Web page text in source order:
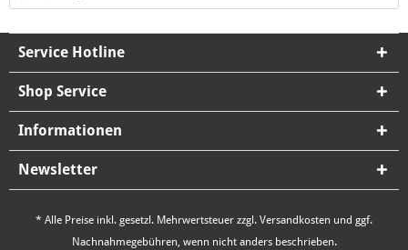
Service Hotline
Shop Service
Informationen
Newsletter
* Alle Preise inkl. gesetzl. Mehrwertsteuer zzgl. Versandkosten und ggf.
Nachnahmegebühren, wenn nicht anders beschrieben.